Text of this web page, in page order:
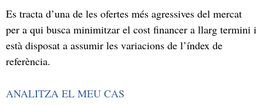
Es tracta d’una de les ofertes més agressives del mercat
per a qui busca minimitzar el cost financer a llarg termini i
està disposat a assumir les variacions de l’índex de
referència.
ANALITZA EL MEU CAS